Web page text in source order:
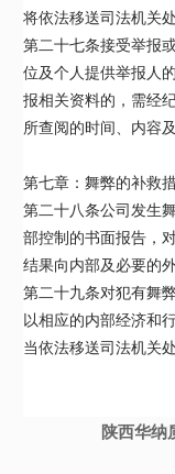
将依法移送司法机关处
第二十七条接受举报
位及个人提供举报人
报相关资料的，需经
所查阅的时间、内容
第七章：舞弊的补救
第二十八条公司发生
部控制的书面报告，
结果向内部及必要的
第二十九条对犯有舞
以相应的内部经济和
当依法移送司法机关处
陕西华纳